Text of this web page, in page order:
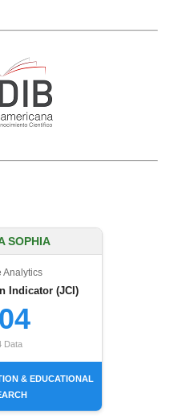
SOPHIA
Analytics
Indicator (JCI)
Data
& EDUCATIONAL